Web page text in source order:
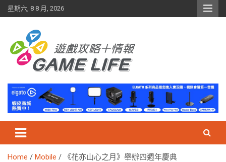
Skip
to
星期六, 8 8 月, 2026
Home Mobile 《花亦山心之月》舉辦四週年慶典